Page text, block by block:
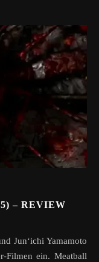
– REVIEW
Filmen ein. Meatball